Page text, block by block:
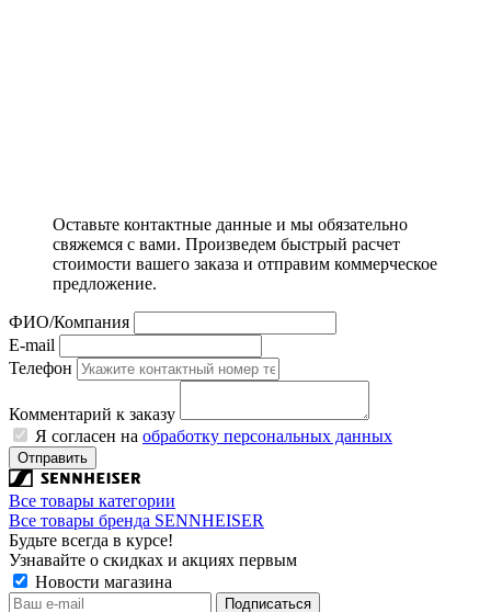
Оставьте контактные данные и мы обязательно
свяжемся с вами. Произведем быстрый расчет
стоимости вашего заказа и отправим коммерческое
предложение.
ФИО/Компания
E-mail
Телефон
Комментарий к заказу
Я согласен на обработку персональных данных
Отправить
Все товары категории
Все товары бренда SENNHEISER
Будьте всегда в курсе!
Узнавайте о скидках и акциях первым
Новости магазина